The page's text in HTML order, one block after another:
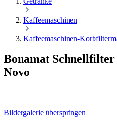
Kaffeemaschinen
Kaffeemaschinen-
Bonamat Schnellfilter
Novo
Bildergalerie überspringen